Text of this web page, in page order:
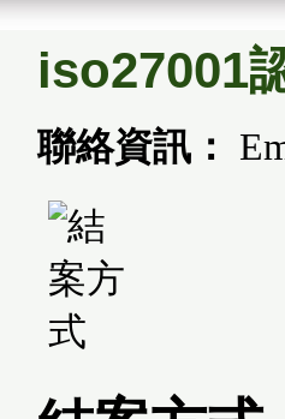
iso27001
聯絡資訊：